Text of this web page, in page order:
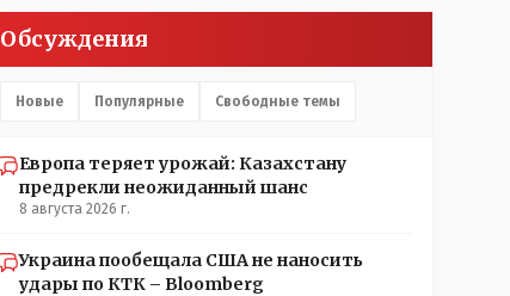
Обсуждения
Новые Популярные Свободные темы
Европа теряет урожай: Казахстану
предрекли неожиданный шанс
8 августа 2026 г.
Украина пообещала США не наносить
удары по КТК – Bloomberg